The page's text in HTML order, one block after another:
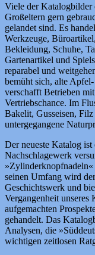
Viele der Katalogbilder
Großeltern gern
gelandet sind. Es
Werkzeuge,
Bekleidung, Schuhe,
Gartenartikel und
reparabel und
bemüht sich, alte
verschafft Betrieben
Vertriebschance. Im
Bakelit, Gusseisen,
untergegangene
Der neueste Katalog
Nachschlagewerk
»Zylinderknopfnadeln«
seinen Umfang wird
Geschichtswerk und
Vergangenheit unseres
aufgemachten
gehandelt. Das
Analysen, die
wichtigen zeitlosen